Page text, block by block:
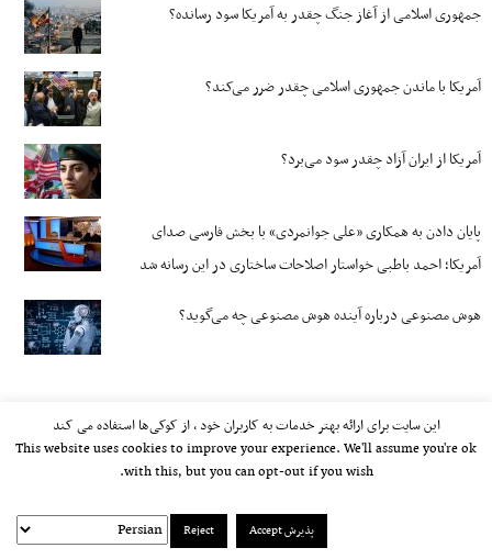
جمهوری اسلامی از آغاز جنگ چقدر به آمریکا سود رسانده؟
آمریکا با ماندن جمهوری اسلامی چقدر ضرر می‌کند؟
آمریکا از ایران آزاد چقدر سود می‌برد؟
پایان دادن به همکاری «علی جوانمردی» با بخش فارسی صدای
آمریکا؛ احمد باطبی خواستار اصلاحات ساختاری در این رسانه شد
هوش مصنوعی درباره آینده هوش مصنوعی چه می‌گوید؟
kayhan.london 2000-2026© خط مشی استفاده مجاز از وب‌سایت
این سایت برای ارائه بهتر خدمات به کاربران خود ، از کوکی‌ها استفاده می کند
This website uses cookies to improve your experience. We'll assume you're ok
with this, but you can opt-out if you wish.
پذیرش Accept Reject